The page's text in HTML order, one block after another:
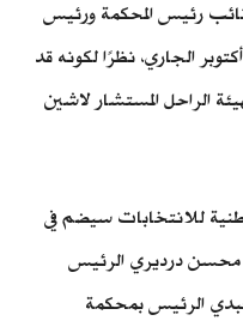
رئيس المحكمة ورئيس
الهيئة الحالي الذي تنتهي مدته في 8 أكتوبر الجاري، نظرًا لكونه قد
الراحل المستشار لاشين
للانتخابات سيضم في
محسن درديري الرئيس
الرئيس بمحكمة